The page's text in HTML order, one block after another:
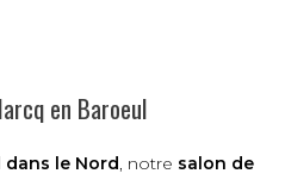
en Baroeul
le Nord, notre salon de